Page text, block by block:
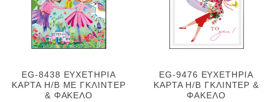
EG-8438 ΕΥΧΕΤΗΡΙΑ
ΚΑΡΤΑ H/B ΜΕ ΓΚΛΙΝΤΕΡ
& ΦΑΚΕΛΟ
EG-9476 ΕΥΧΕΤΗΡΙΑ
ΚΑΡΤΑ H/B ΓΚΛΙΝΤΕΡ &
ΦΑΚΕΛΟ